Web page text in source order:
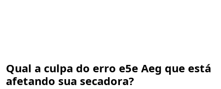
Qual a culpa do erro e5e Aeg que está
afetando sua secadora?